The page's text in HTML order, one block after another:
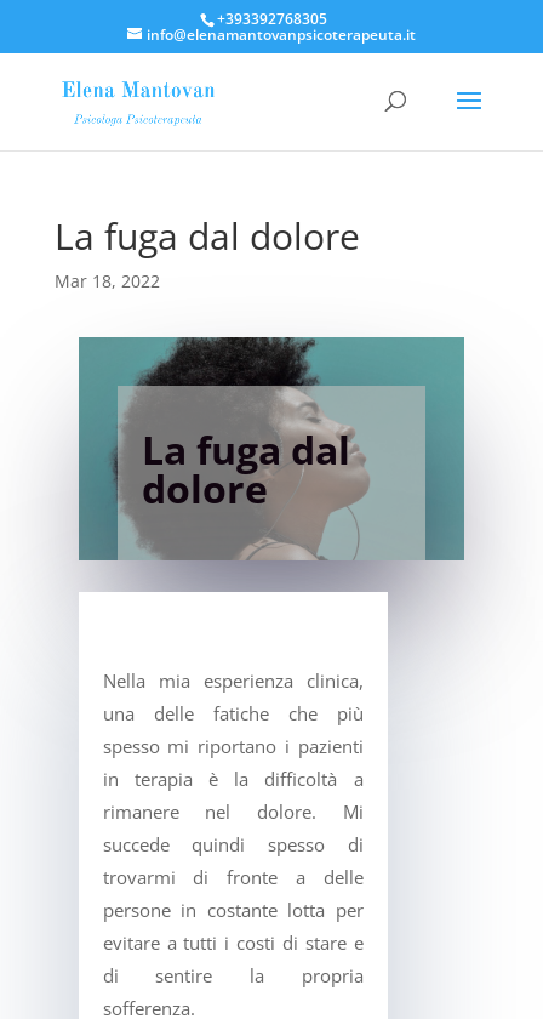
+393392768305
info@elenamantovanpsicoterapeuta.it
La fuga dal dolore
Mar 18, 2022
La fuga dal
dolore
Nella mia esperienza clinica,
una delle fatiche che più
spesso mi riportano i pazienti
in terapia è la difficoltà a
rimanere nel dolore. Mi
succede quindi spesso di
trovarmi di fronte a delle
persone in costante lotta per
evitare a tutti i costi di stare e
di sentire la propria
sofferenza.